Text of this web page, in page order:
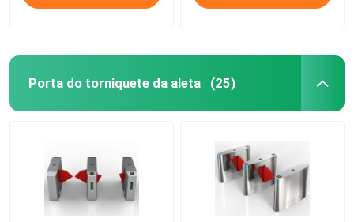
Porta do torniquete da aleta (25)